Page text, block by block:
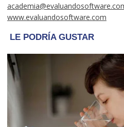
www.evaluandosoftware.com